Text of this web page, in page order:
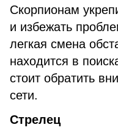
Скорпионам
и избежать
легкая смена
находится в
стоит обратить
сети.
Стрелец